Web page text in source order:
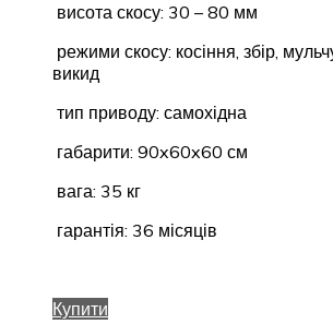
висота скосу: 30 – 80 мм
режими скосу: косіння, збір,
викид
тип приводу: самохідна
габарити: 90x60x60 см
вага: 35 кг
гарантія: 36 місяців
Купити